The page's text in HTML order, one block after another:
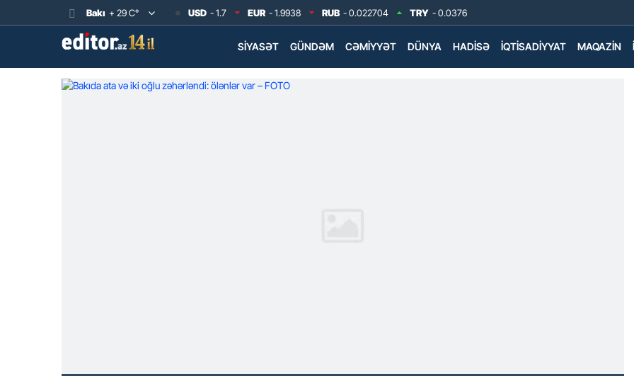
Bakı + 29 C° USD - 1.7 EUR - 1.9938 RUB - 0.022704 TRY - 0.0376
SIYASƏT GÜNDƏM CƏMIYYƏT DÜNYA HADISƏ İQTISADIYYAT MAQAZIN